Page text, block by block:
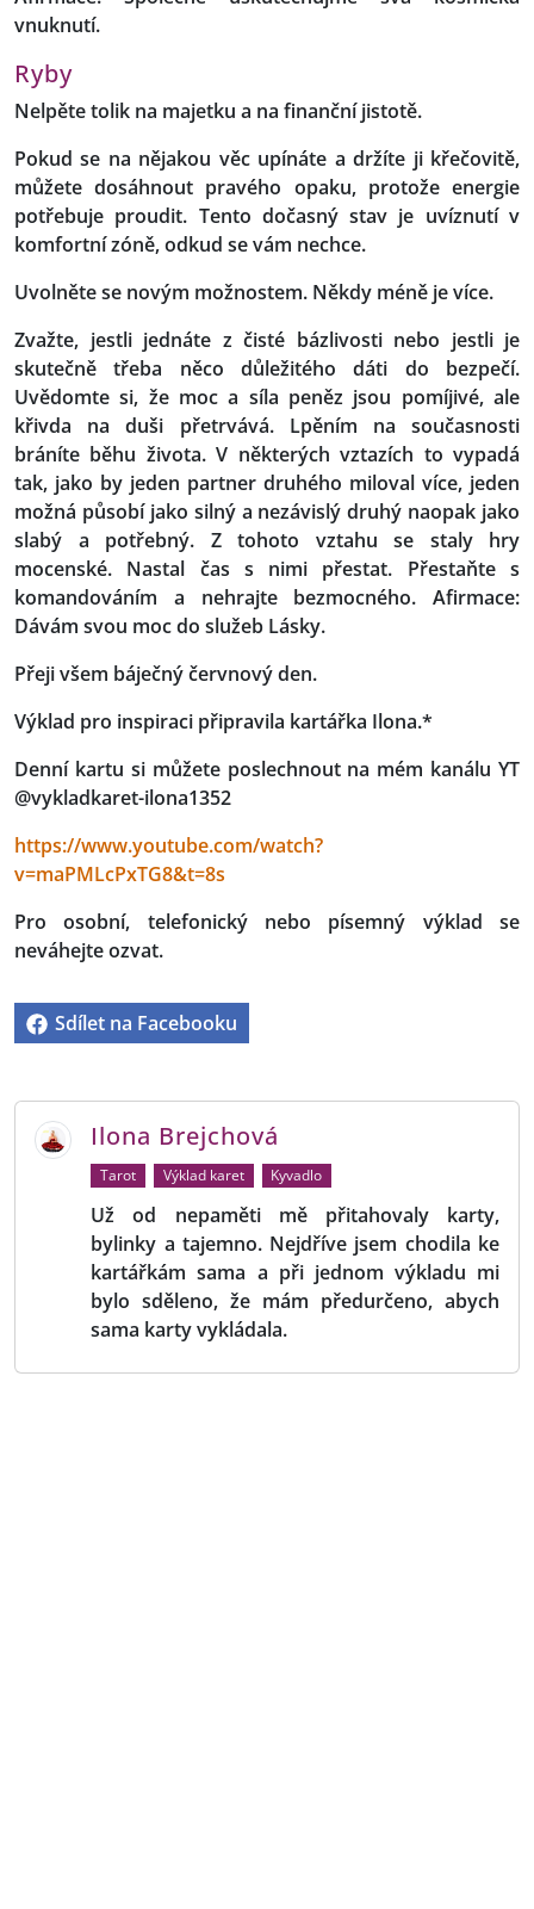
vnuknutí.
Ryby
Nelpěte tolik na majetku a na finanční jistotě.
Pokud se na nějakou věc upínáte a držíte ji křečovitě,
můžete dosáhnout pravého opaku, protože energie
potřebuje proudit. Tento dočasný stav je uvíznutí v
komfortní zóně, odkud se vám nechce.
Uvolněte se novým možnostem. Někdy méně je více.
Zvažte, jestli jednáte z čisté bázlivosti nebo jestli je
skutečně třeba něco důležitého dáti do bezpečí.
Uvědomte si, že moc a síla peněz jsou pomíjivé, ale
křivda na duši přetrvává. Lpěním na současnosti
bráníte běhu života. V některých vztazích to vypadá
tak, jako by jeden partner druhého miloval více, jeden
možná působí jako silný a nezávislý druhý naopak jako
slabý a potřebný. Z tohoto vztahu se staly hry
mocenské. Nastal čas s nimi přestat. Přestaňte s
komandováním a nehrajte bezmocného. Afirmace:
Dávám svou moc do služeb Lásky.
Přeji všem báječný červnový den.
Výklad pro inspiraci připravila kartářka Ilona.*
Denní kartu si můžete poslechnout na mém kanálu YT
@vykladkaret-ilona1352
https://www.youtube.com/watch?
v=maPMLcPxTG8&t=8s
Pro osobní, telefonický nebo písemný výklad se
neváhejte ozvat.
Sdílet na Facebooku
Ilona Brejchová
Tarot Výklad karet Kyvadlo
Už od nepaměti mě přitahovaly karty,
bylinky a tajemno. Nejdříve jsem chodila ke
kartářkám sama a při jednom výkladu mi
bylo sděleno, že mám předurčeno, abych
sama karty vykládala.